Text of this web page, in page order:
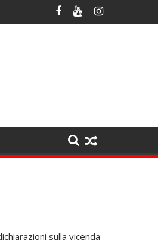
sulla vicenda